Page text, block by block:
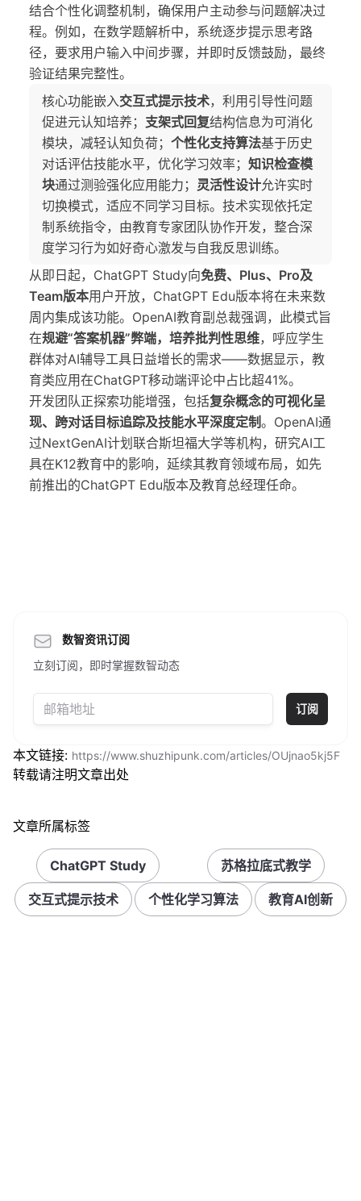
结合个性化调整机制，确保用户主动参与问题解决过
程。例如，在数学题解析中，系统逐步提示思考路
径，要求用户输入中间步骤，并即时反馈鼓励，最终
验证结果完整性。
核心功能嵌入交互式提示技术，利用引导性问题
促进元认知培养； 支架式回复结构信息为可消化
模块，减轻认知负荷； 个性化支持算法基于历史
对话评估技能水平，优化学习效率； 知识检查模
块通过测验强化应用能力； 灵活性设计允许实时
切换模式，适应不同学习目标。技术实现依托定
制系统指令，由教育专家团队协作开发，整合深
度学习行为如好奇心激发与自我反思训练。
从即日起，ChatGPT Study向免费、Plus、Pro及
Team版本用户开放，ChatGPT Edu版本将在未来数
周内集成该功能。OpenAI教育副总裁强调，此模式旨
在规避“答案机器”弊端，培养批判性思维，呼应学生
群体对AI辅导工具日益增长的需求——数据显示，教
育类应用在ChatGPT移动端评论中占比超41%。
开发团队正探索功能增强，包括复杂概念的可视化呈
现、跨对话目标追踪及技能水平深度定制。OpenAI通
过NextGenAI计划联合斯坦福大学等机构，研究AI工
具在K12教育中的影响，延续其教育领域布局，如先
前推出的ChatGPT Edu版本及教育总经理任命。
数智资讯订阅
立刻订阅，即时掌握数智动态
订阅
本文链接: https://www.shuzhipunk.com/articles/OUjnao5kj5F
转载请注明文章出处
文章所属标签
ChatGPT Study 苏格拉底式教学
交互式提示技术 个性化学习算法 教育AI创新